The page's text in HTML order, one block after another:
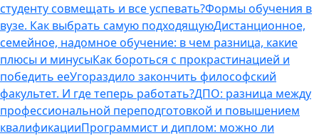
студенту совмещать и все успевать?Формы обучения в
вузе. Как выбрать самую подходящуюДистанционное,
семейное, надомное обучение: в чем разница, какие
плюсы и минусыКак бороться с прокрастинацией и
победить ееУгораздило закончить философский
факультет. И где теперь работать?ДПО: разница между
профессиональной переподготовкой и повышением
квалификацииПрограммист и диплом: можно ли